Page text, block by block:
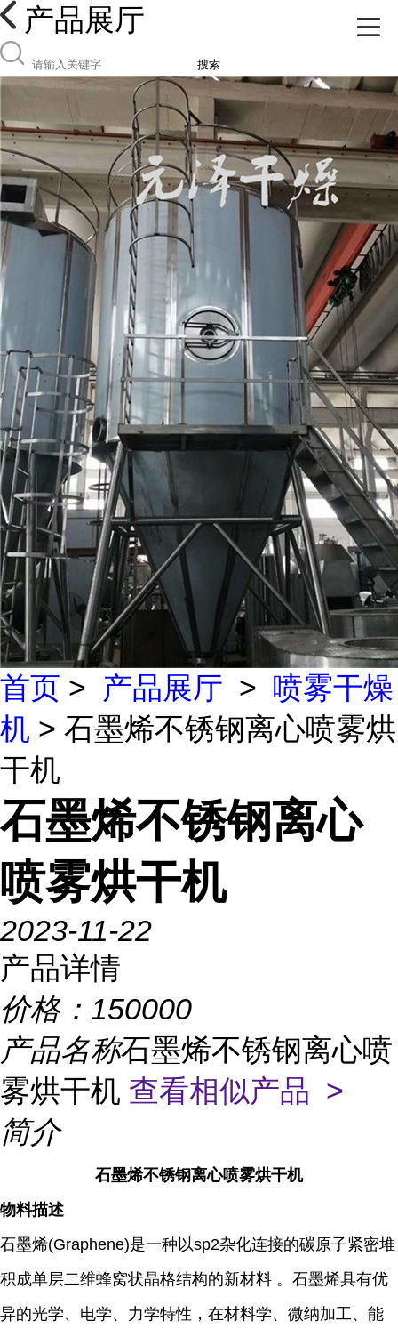
产品展厅
搜索
首页 > 产品展厅 > 喷雾干燥
机 > 石墨烯不锈钢离心喷雾烘
干机
石墨烯不锈钢离心
喷雾烘干机
2023-11-22
产品详情
价格： 150000
产品名称石墨烯不锈钢离心喷
雾烘干机 查看相似产品 >
简介
石墨烯不锈钢离心喷雾烘干机
物料描述
石墨烯(Graphene)是一种以sp2杂化连接的碳原子紧密堆
积成单层二维蜂窝状晶格结构的新材料 。石墨烯具有优
异的光学、电学、力学特性，在材料学、微纳加工、能